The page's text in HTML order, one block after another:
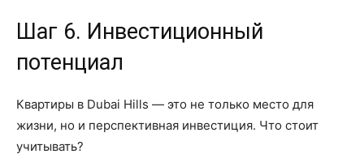
Шаг 6. Инвестиционный
потенциал
Квартиры в Dubai Hills — это не только место для
жизни, но и перспективная инвестиция. Что стоит
учитывать?